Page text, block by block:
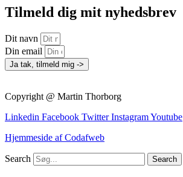
Tilmeld dig mit nyhedsbrev
Dit navn
Din email
Ja tak, tilmeld mig ->
Copyright @ Martin Thorborg
Linkedin Facebook Twitter InstagramYoutube
Hjemmeside af Codafweb
Search Search